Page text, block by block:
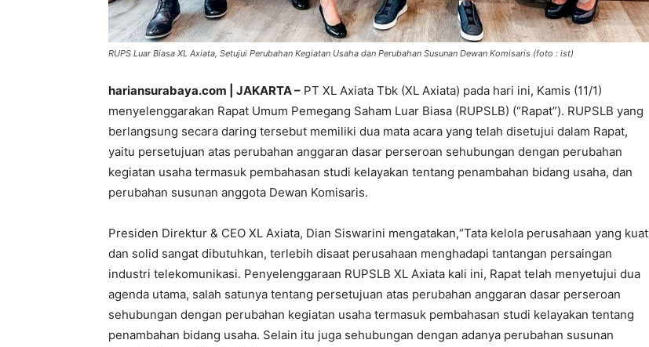
RUPS Luar Biasa XL Axiata, Setujui Perubahan Kegiatan Usaha dan Perubahan Susunan Dewan Komisaris (foto : ist)
hariansurabaya.com | JAKARTA – PT XL Axiata Tbk (XL Axiata) pada hari ini, Kamis (11/1)
menyelenggarakan Rapat Umum Pemegang Saham Luar Biasa (RUPSLB) (“Rapat”). RUPSLB yang
berlangsung secara daring tersebut memiliki dua mata acara yang telah disetujui dalam Rapat,
yaitu persetujuan atas perubahan anggaran dasar perseroan sehubungan dengan perubahan
kegiatan usaha termasuk pembahasan studi kelayakan tentang penambahan bidang usaha, dan
perubahan susunan anggota Dewan Komisaris.
Presiden Direktur & CEO XL Axiata, Dian Siswarini mengatakan,“Tata kelola perusahaan yang kuat
dan solid sangat dibutuhkan, terlebih disaat perusahaan menghadapi tantangan persaingan
industri telekomunikasi. Penyelenggaraan RUPSLB XL Axiata kali ini, Rapat telah menyetujui dua
agenda utama, salah satunya tentang persetujuan atas perubahan anggaran dasar perseroan
sehubungan dengan perubahan kegiatan usaha termasuk pembahasan studi kelayakan tentang
penambahan bidang usaha. Selain itu juga sehubungan dengan adanya perubahan susunan